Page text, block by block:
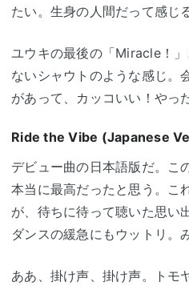
たい。生身の人間だって感じ
ユウキの最後の「Miracle！
ないシャウトのような感じ。
があって、カッコいい！やっ
Ride the Vibe (Japanese
デビュー曲の日本語版だ。こ
本当に最高だったと思う。こ
が、待ちに待って聴いた思い
ダンスの緩急にもウットリ。
ああ、掛け声、掛け声。トモ